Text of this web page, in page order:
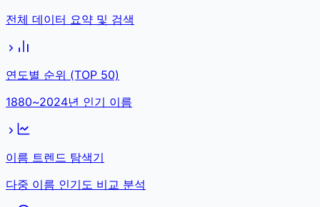
전체 데이터 요약 및 검색
연도별 순위 (TOP 50)
1880~2024년 인기 이름
이름 트렌드 탐색기
다중 이름 인기도 비교 분석